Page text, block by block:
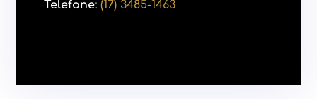
Telefone:(17) 3485-1463